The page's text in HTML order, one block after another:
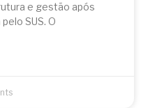
e gestão após
SUS. O